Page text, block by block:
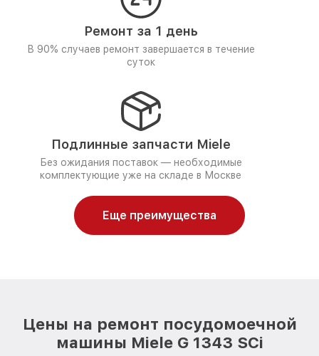
Ремонт за 1 день
В 90% случаев ремонт завершается в течение
суток
Подлинные запчасти Miele
Без ожидания поставок — необходимые
комплектующие уже на складе в Москве
Еще преимущества
Цены на ремонт посудомоечной
машины Miele G 1343 SCi